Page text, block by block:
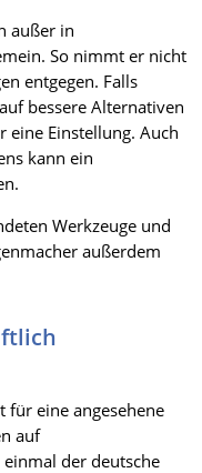
außer in
So nimmt er nicht
entgegen. Falls
bessere Alternativen
eine Einstellung. Auch
kann ein
Werkzeuge und
außerdem
für eine angesehene
auf
der deutsche